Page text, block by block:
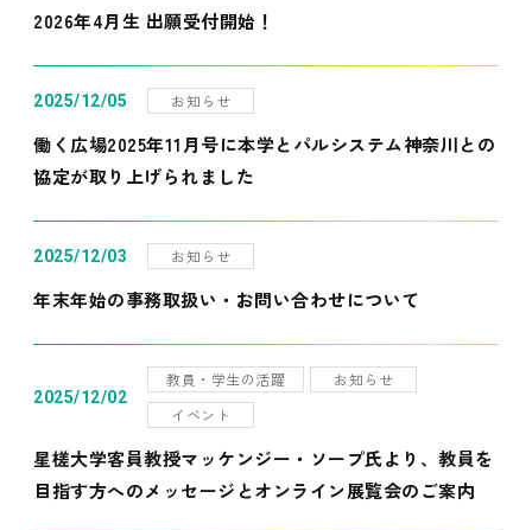
2026年4月生 出願受付開始！
2025/12/05 お知らせ
働く広場2025年11月号に本学とパルシステム神奈川との
協定が取り上げられました
2025/12/03 お知らせ
年末年始の事務取扱い・お問い合わせについて
2025/12/02
教員・学生の活躍
お知らせ
イベント
星槎大学客員教授マッケンジー・ソープ氏より、教員を
目指す方へのメッセージとオンライン展覧会のご案内